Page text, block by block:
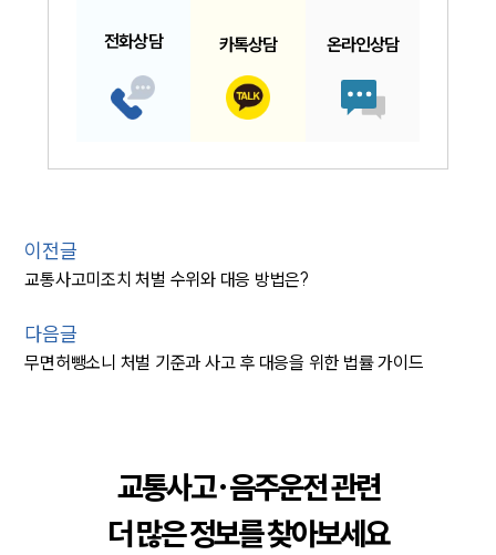
전화상담 카톡상담 온라인상담
이전글
교통사고미조치 처벌 수위와 대응 방법은?
다음글
무면허뺑소니 처벌 기준과 사고 후 대응을 위한 법률 가이드
교통사고·음주운전 관련
더 많은 정보를 찾아보세요